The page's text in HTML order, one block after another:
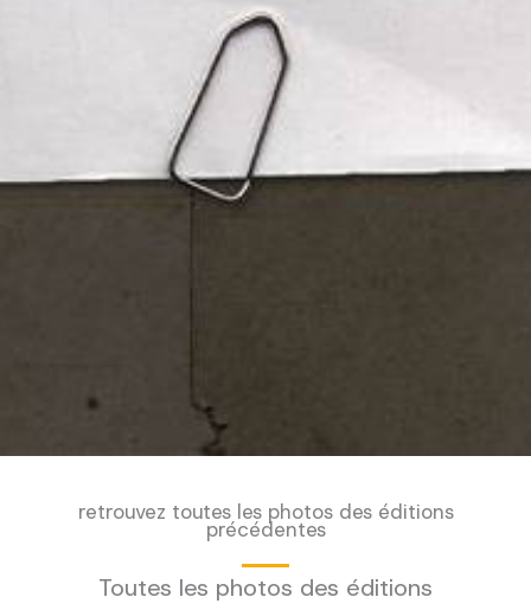
retrouvez toutes les photos des éditions
précédentes
Toutes les photos des éditions